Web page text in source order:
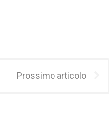
Prossimo articolo